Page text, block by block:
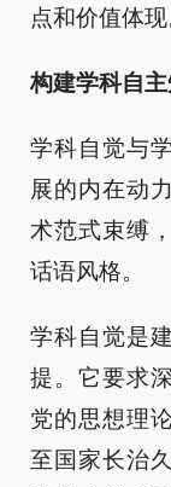
点和价值体现
构建学科自
学科自觉与
展的内在动
术范式束缚
话语风格。
学科自觉是
提。它要求
党的思想理
至国家长治